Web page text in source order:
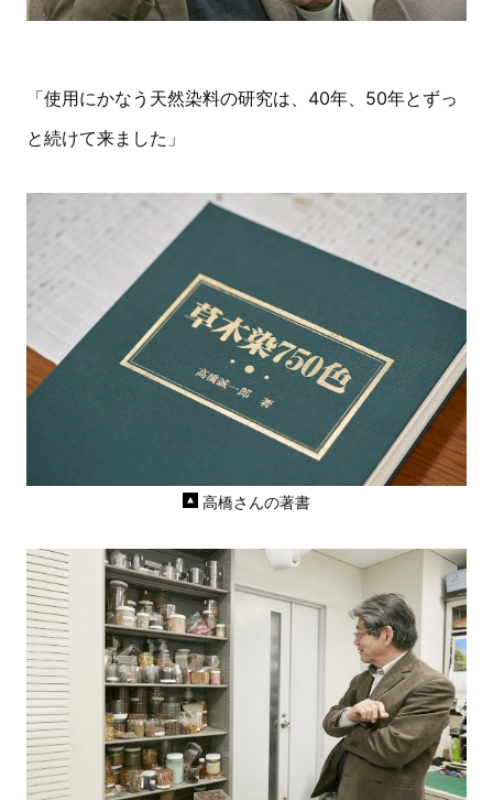
「使用にかなう天然染料の研究は、40年、50年とずっ
と続けて来ました」
高橋さんの著書